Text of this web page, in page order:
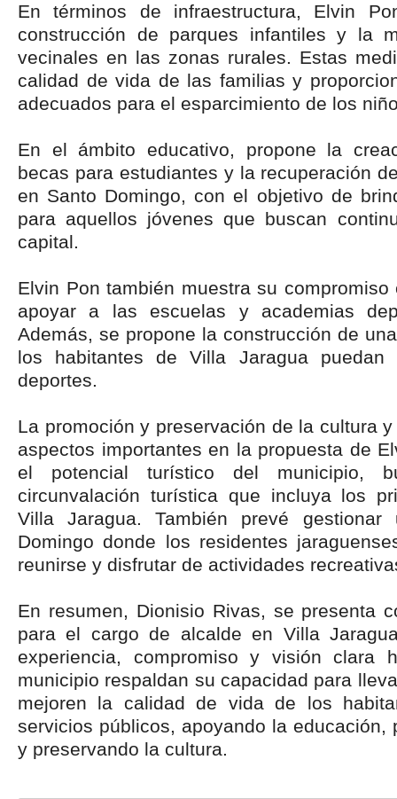
En términos de infraestructura, Elvin
construcción de parques infantiles y la
vecinales en las zonas rurales. Estas
calidad de vida de las familias y
adecuados para el esparcimiento de los
En el ámbito educativo, propone la
becas para estudiantes y la recuperación
en Santo Domingo, con el objetivo de
para aquellos jóvenes que buscan
capital.
Elvin Pon también muestra su
apoyar a las escuelas y academias
Además, se propone la construcción de
los habitantes de Villa Jaragua puedan
deportes.
La promoción y preservación de la cultura
aspectos importantes en la propuesta de
el potencial turístico del municipio,
circunvalación turística que incluya los
Villa Jaragua. También prevé
Domingo donde los residentes
reunirse y disfrutar de actividades
En resumen, Dionisio Rivas, se presenta
para el cargo de alcalde en Villa
experiencia, compromiso y visión clara
municipio respaldan su capacidad para
mejoren la calidad de vida de los
servicios públicos, apoyando la educación,
y preservando la cultura.